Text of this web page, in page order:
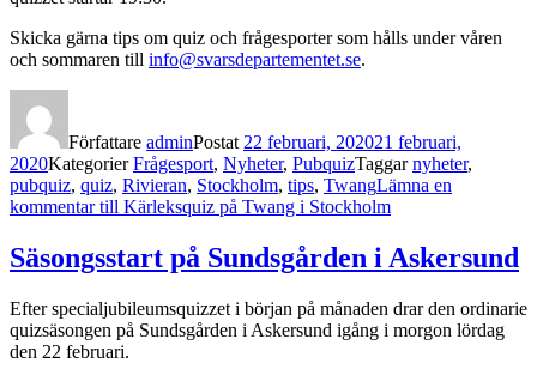
Skicka gärna tips om quiz och frågesporter som hålls under våren
och sommaren till info@svarsdepartementet.se.
Författare adminPostat 22 februari, 202021 februari,
2020KategorierFrågesport, Nyheter, PubquizTaggarnyheter,
pubquiz, quiz, Rivieran, Stockholm, tips, TwangLämna en
kommentartill Kärleksquiz på Twang i Stockholm
Säsongsstart på Sundsgården i Askersund
Efter specialjubileumsquizzet i början på månaden drar den ordinarie
quizsäsongen på Sundsgården i Askersund igång i morgon lördag
den 22 februari.